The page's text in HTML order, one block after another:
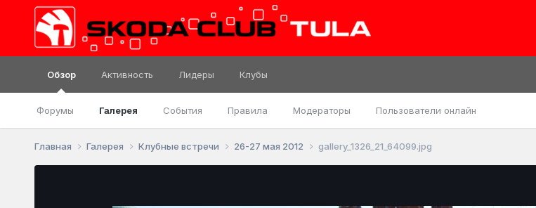
Обзор
Форумы Галерея События Правила Модераторы Пользователи онлайн
Активность Лидеры Клубы
Главная Галерея Клубные встречи 26-27 мая 2012 gallery_1326_21_64099.jpg